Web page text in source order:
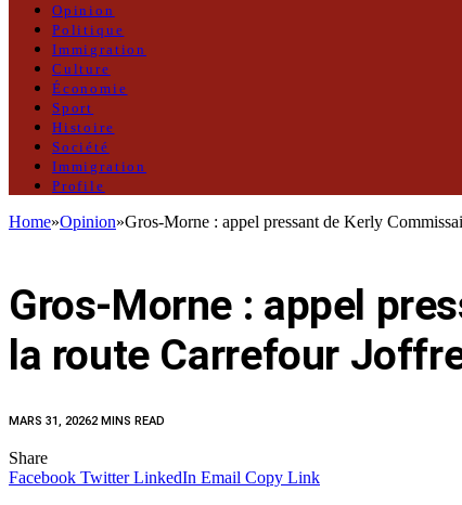
Opinion
Politique
Immigration
Culture
Économie
Sport
Histoire
Société
Immigration
Profile
Home»Opinion»Gros-Morne : appel pressant de Kerly
Gros-Morne : appel
la route Carrefour
MARS 31, 20262 MINS READ
Share
Facebook Twitter LinkedIn Email Copy Link